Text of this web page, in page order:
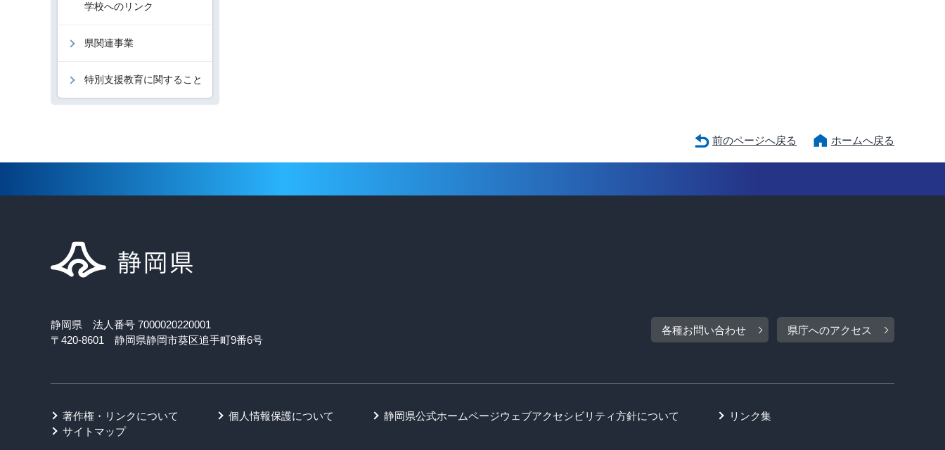
学校へのリンク
県関連事業
特別支援教育に関すること
前のページへ戻る ホームへ戻る
静岡県 法人番号 7000020220001
〒420-8601 静岡県静岡市葵区追手町9番6号
各種お問い合わせ 県庁へのアクセス
著作権・リンクについて 個人情報保護について 静岡県公式ホームページウェブアクセシビリティ方針について
リンク集
サイトマップ